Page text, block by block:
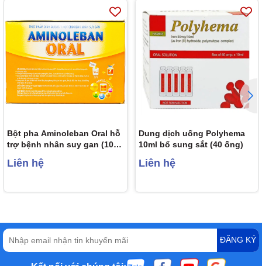
Bột pha Aminoleban Oral hỗ
trợ bệnh nhân suy gan (10
Liên hệ
Dung dịch uống Polyhema
10ml bổ sung sắt (40 ống)
Liên hệ
ĐĂNG KÝ